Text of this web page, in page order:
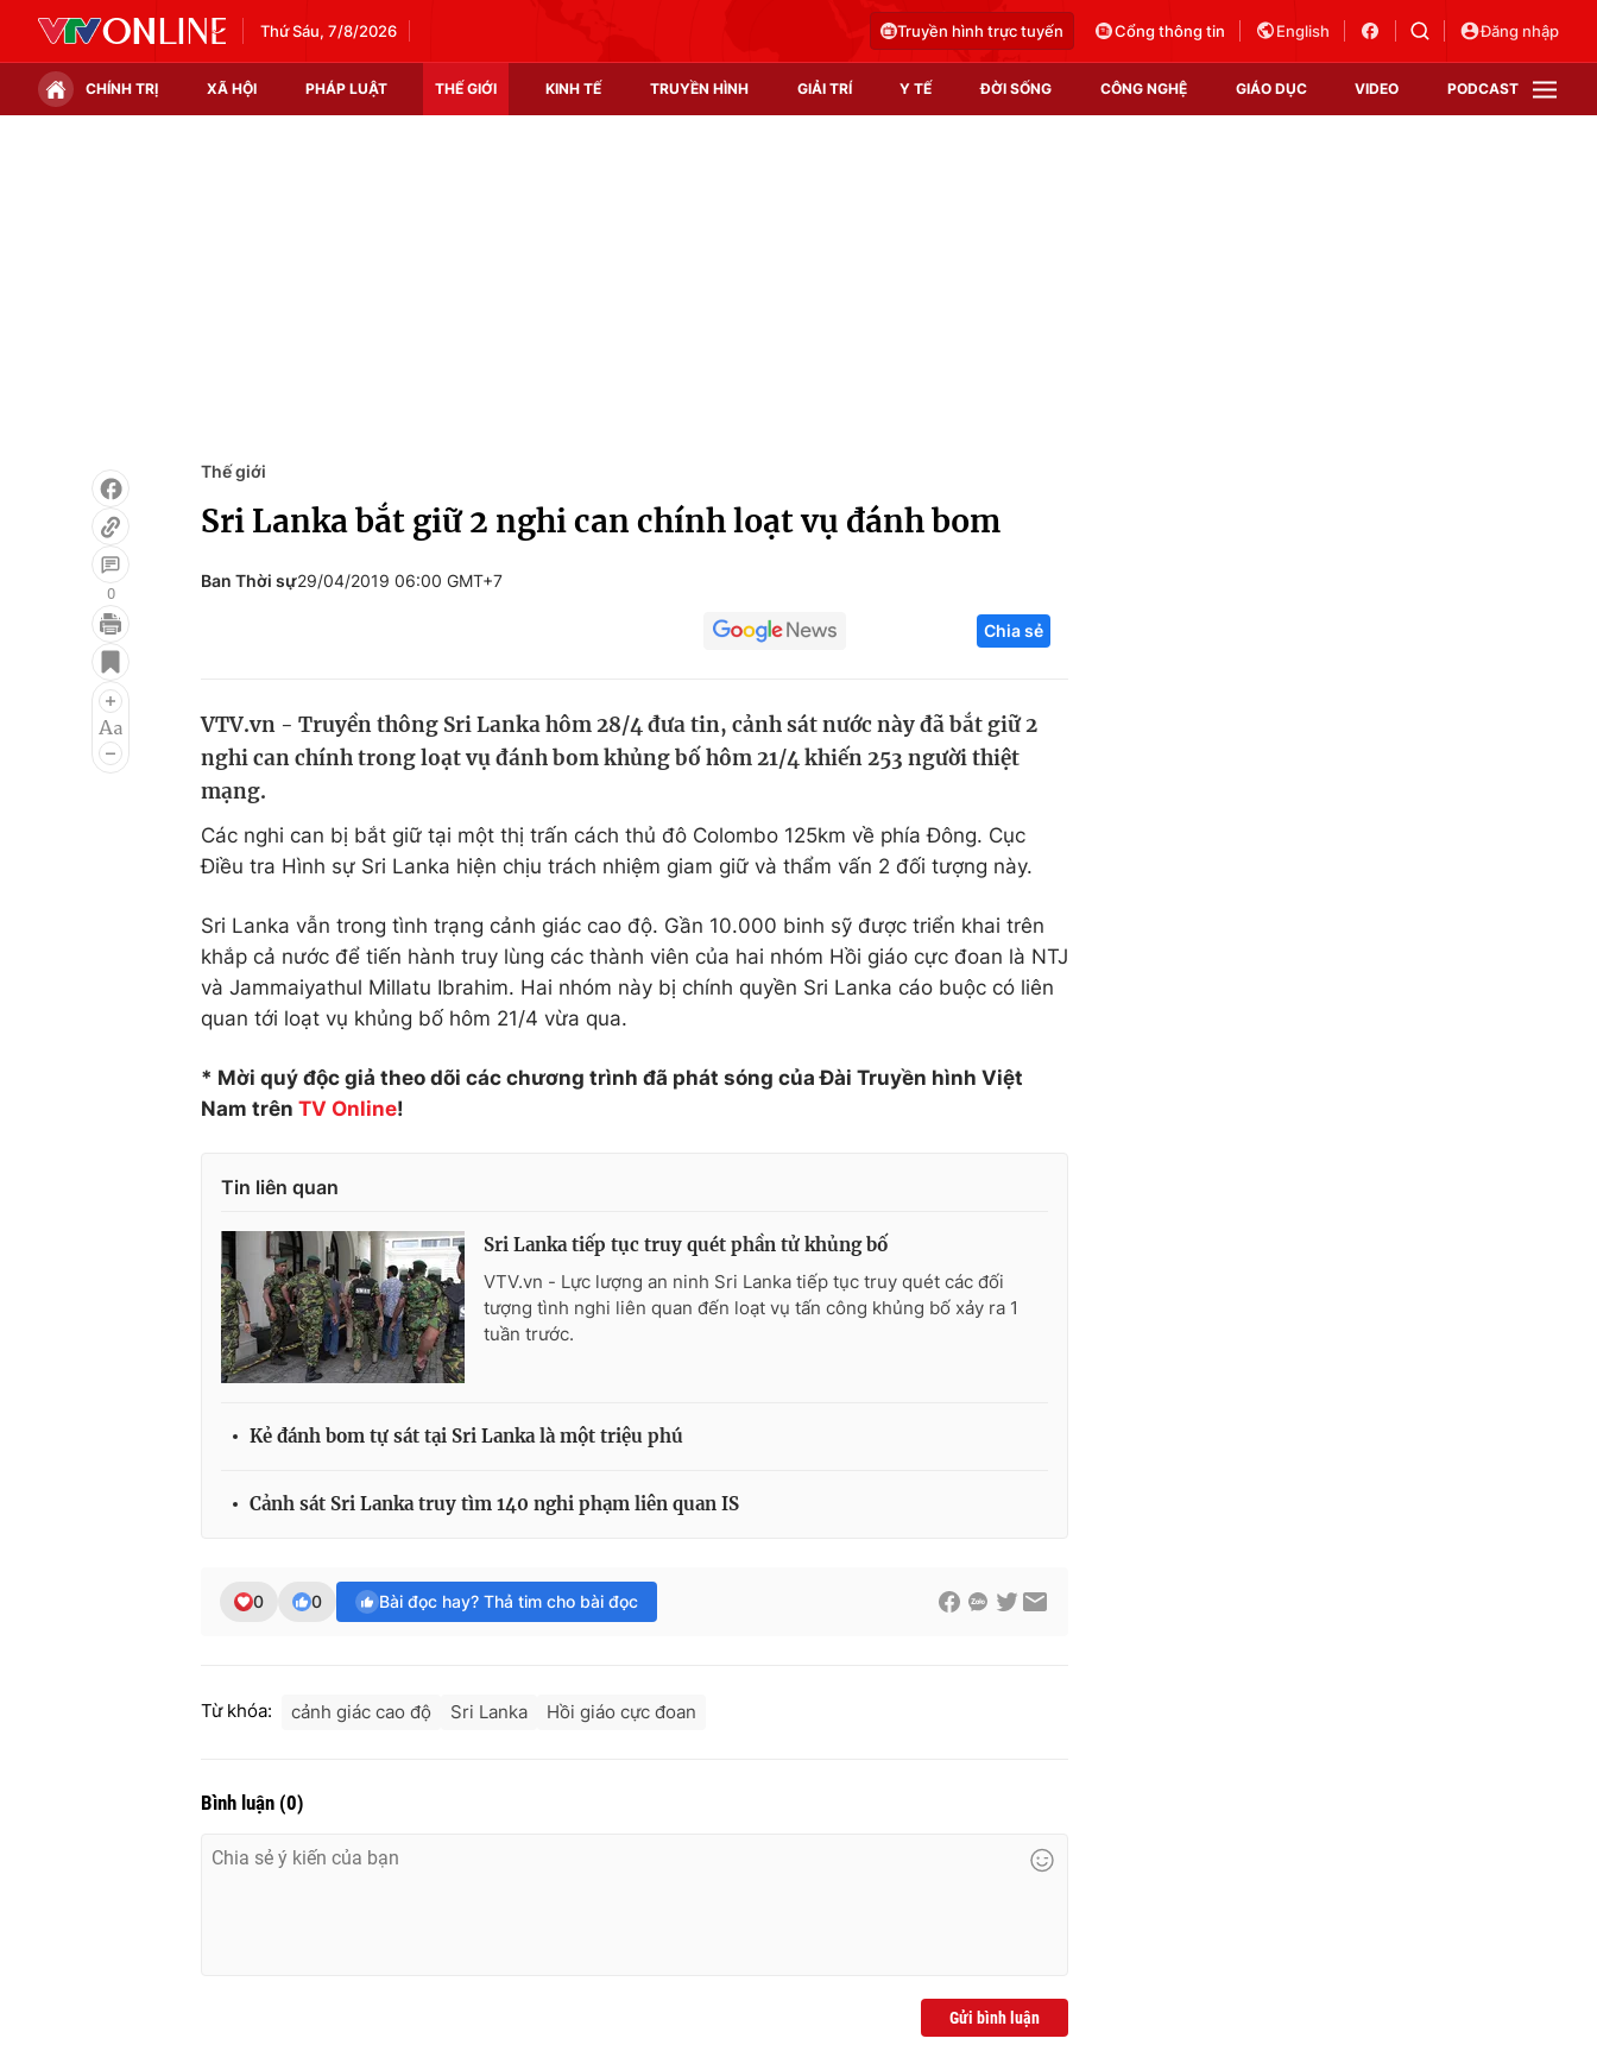
Thứ Sáu, 7/8/2026 Truyền hình trực tuyến Cổng thông tin English Đăng nhập
CHÍNH TRỊ XÃ HỘI PHÁP LUẬT THẾ GIỚI KINH TẾ TRUYỀN HÌNH GIẢI TRÍ Y TẾ ĐỜI SỐNG CÔNG NGHỆ GIÁO DỤC VIDEO PODCAST
Infographic
Điện ảnh
Âm nhạc
Làm đẹp
Học trực tuyến
Công nghệ
Sản phẩm
Tư vấn
0
Thế giới
Sri Lanka bắt giữ 2 nghi can chính loạt vụ đánh bom
Ban Thời sự29/04/2019 06:00 GMT+7
Chia sẻ
VTV.vn - Truyền thông Sri Lanka hôm 28/4 đưa tin, cảnh sát nước này đã bắt giữ 2
nghi can chính trong loạt vụ đánh bom khủng bố hôm 21/4 khiến 253 người thiệt
mạng.
Các nghi can bị bắt giữ tại một thị trấn cách thủ đô Colombo 125km về phía Đông. Cục
Điều tra Hình sự Sri Lanka hiện chịu trách nhiệm giam giữ và thẩm vấn 2 đối tượng này.
Sri Lanka vẫn trong tình trạng cảnh giác cao độ. Gần 10.000 binh sỹ được triển khai trên
khắp cả nước để tiến hành truy lùng các thành viên của hai nhóm Hồi giáo cực đoan là NTJ
và Jammaiyathul Millatu Ibrahim. Hai nhóm này bị chính quyền Sri Lanka cáo buộc có liên
quan tới loạt vụ khủng bố hôm 21/4 vừa qua.
* Mời quý độc giả theo dõi các chương trình đã phát sóng của Đài Truyền hình Việt
Nam trên TV Online!
Tin liên quan
Sri Lanka tiếp tục truy quét phần tử khủng bố
VTV.vn - Lực lượng an ninh Sri Lanka tiếp tục truy quét các đối
tượng tình nghi liên quan đến loạt vụ tấn công khủng bố xảy ra 1
tuần trước.
Kẻ đánh bom tự sát tại Sri Lanka là một triệu phú
Cảnh sát Sri Lanka truy tìm 140 nghi phạm liên quan IS
0 0 Bài đọc hay? Thả tim cho bài đọc
Từ khóa: cảnh giác cao độ Sri Lanka Hồi giáo cực đoan
Bình luận (0)
Gửi bình luận